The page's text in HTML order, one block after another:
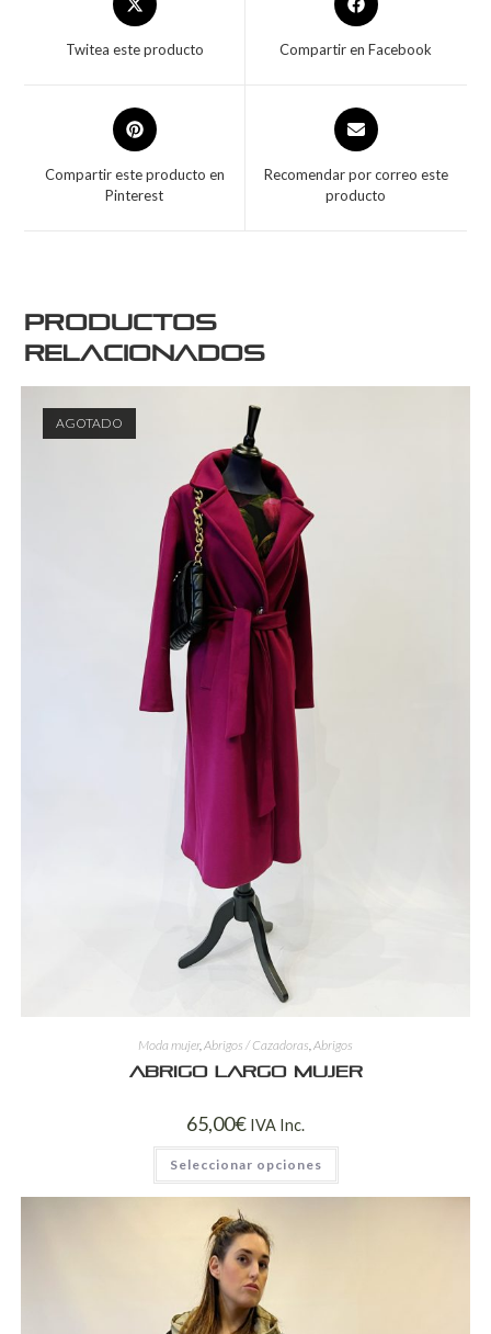
Twitea este producto Compartir en Facebook
Compartir este producto en
Pinterest
Recomendar por correo este
producto
Productos
relacionados
AGOTADO
Moda mujer, Abrigos / Cazadoras Abrigos
Abrigo Largo Mujer
65,00€ IVA Inc.
Seleccionar opciones